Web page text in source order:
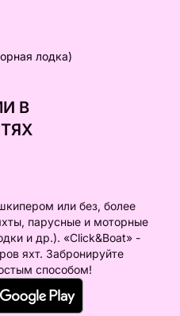
лодка)
В
или без, более
парусные и моторные
и др.). «Click&Boat» -
яхт. Забронируйте
способом!